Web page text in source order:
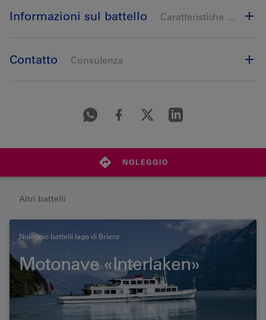
Informazioni sul battello Caratteristiche e dotazione
Contatto Consulenza
NOLEGGIO
Altri battelli
Noleggio battelli lago di Brienz
Motonave «Interlaken»